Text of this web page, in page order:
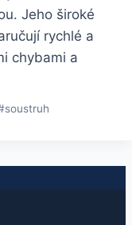
Jeho široké
rychlé a
chybami a
soustruh